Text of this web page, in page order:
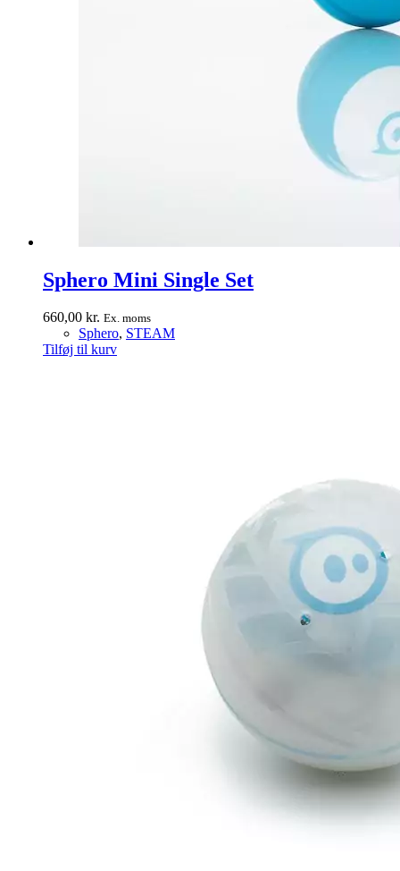
Sphero Mini Single Set
660,00 kr. Ex. moms
Sphero, STEAM
Tilføj til kurv